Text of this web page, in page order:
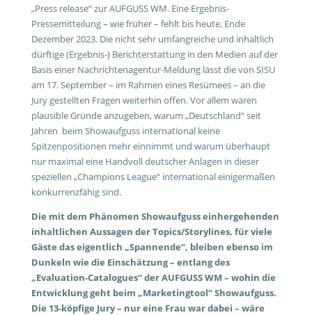
„Press release“ zur AUFGUSS WM. Eine Ergebnis-
Pressemitteilung – wie früher – fehlt bis heute, Ende
Dezember 2023. Die nicht sehr umfangreiche und inhaltlich
dürftige (Ergebnis-) Berichterstattung in den Medien auf der
Basis einer Nachrichtenagentur-Meldung lässt die von SISU
am 17. September – im Rahmen eines Resümees – an die
Jury gestellten Fragen weiterhin offen. Vor allem wären
plausible Gründe anzugeben, warum „Deutschland“ seit
Jahren beim Showaufguss international keine
Spitzenpositionen mehr einnimmt und warum überhaupt
nur maximal eine Handvoll deutscher Anlagen in dieser
speziellen „Champions League“ international einigermaßen
konkurrenzfähig sind.
Die mit dem Phänomen Showaufguss einhergehenden
inhaltlichen Aussagen der Topics/Storylines, für viele
Gäste das eigentlich „Spannende“, bleiben ebenso im
Dunkeln wie die Einschätzung – entlang des
„Evaluation-Catalogues“ der AUFGUSS WM – wohin die
Entwicklung geht beim „Marketingtool“ Showaufguss.
Die 13-köpfige Jury – nur eine Frau war dabei – wäre